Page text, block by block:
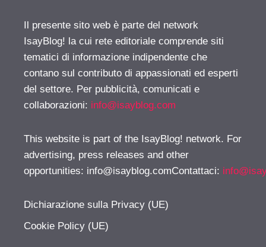
Il presente sito web è parte del network
IsayBlog! la cui rete editoriale comprende siti
tematici di informazione indipendente che
contano sul contributo di appassionati ed esperti
del settore. Per pubblicità, comunicati e
collaborazioni: info@isayblog.com
This website is part of the IsayBlog! network. For
advertising, press releases and other
opportunities: info@isayblog.comContattaci:
Dichiarazione sulla Privacy (UE)
Cookie Policy (UE)